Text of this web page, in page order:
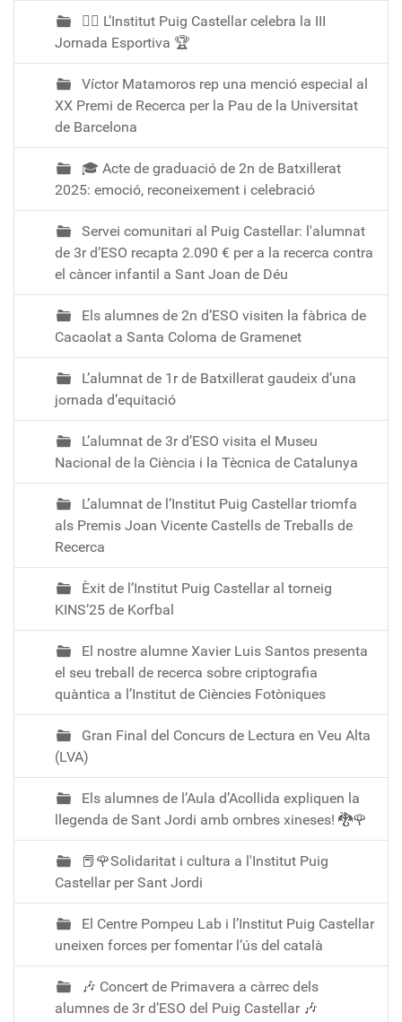
🏃‍♀️ L’Institut Puig Castellar celebra la III
Jornada Esportiva 🏆
Víctor Matamoros rep una menció especial al
XX Premi de Recerca per la Pau de la Universitat
de Barcelona
🎓 Acte de graduació de 2n de Batxillerat
2025: emoció, reconeixement i celebració
Servei comunitari al Puig Castellar: l'alumnat
de 3r d’ESO recapta 2.090 € per a la recerca contra
el càncer infantil a Sant Joan de Déu
Els alumnes de 2n d’ESO visiten la fàbrica de
Cacaolat a Santa Coloma de Gramenet
L’alumnat de 1r de Batxillerat gaudeix d’una
jornada d’equitació
L’alumnat de 3r d’ESO visita el Museu
Nacional de la Ciència i la Tècnica de Catalunya
L’alumnat de l’Institut Puig Castellar triomfa
als Premis Joan Vicente Castells de Treballs de
Recerca
Èxit de l’Institut Puig Castellar al torneig
KINS’25 de Korfbal
El nostre alumne Xavier Luis Santos presenta
el seu treball de recerca sobre criptografia
quàntica a l’Institut de Ciències Fotòniques
Gran Final del Concurs de Lectura en Veu Alta
(LVA)
Els alumnes de l’Aula d’Acollida expliquen la
llegenda de Sant Jordi amb ombres xineses! 🐉🌹
📕🌹Solidaritat i cultura a l'Institut Puig
Castellar per Sant Jordi
El Centre Pompeu Lab i l’Institut Puig Castellar
uneixen forces per fomentar l’ús del català
🎶 Concert de Primavera a càrrec dels
alumnes de 3r d’ESO del Puig Castellar 🎶